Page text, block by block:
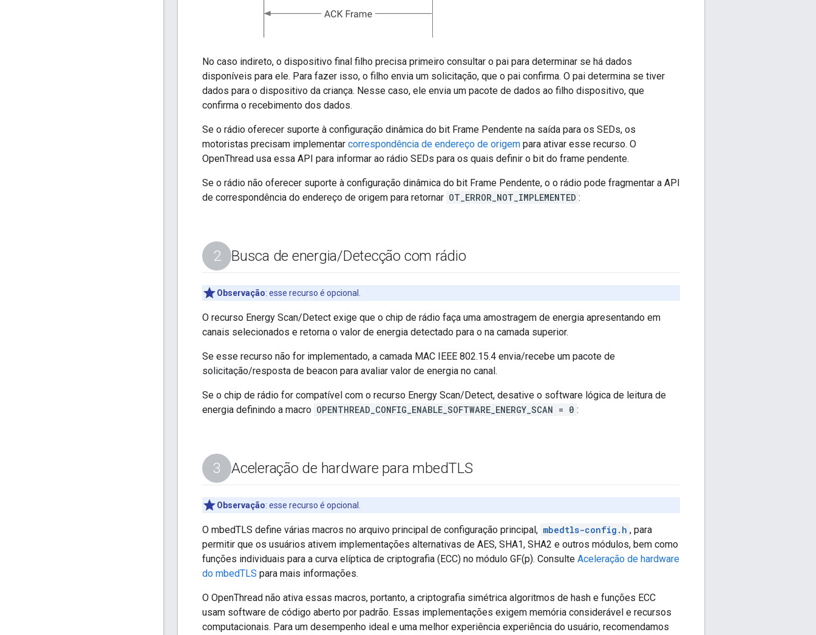
No caso indireto, o dispositivo final filho precisa primeiro consultar o pai para determinar se há dados
disponíveis para ele. Para fazer isso, o filho envia um solicitação, que o pai confirma. O pai determina se tiver
dados para o dispositivo da criança. Nesse caso, ele envia um pacote de dados ao filho dispositivo, que
confirma o recebimento dos dados.
Se o rádio oferecer suporte à configuração dinâmica do bit Frame Pendente na saída para os SEDs, os
motoristas precisam implementar correspondência de endereço de origem para ativar esse recurso. O
OpenThread usa essa API para informar ao rádio SEDs para os quais definir o bit do frame pendente.
Se o rádio não oferecer suporte à configuração dinâmica do bit Frame Pendente, o o rádio pode fragmentar a API
de correspondência do endereço de origem para retornar OT_ERROR_NOT_IMPLEMENTED :
Busca de energia/Detecção com rádio
Observação: esse recurso é opcional.
O recurso Energy Scan/Detect exige que o chip de rádio faça uma amostragem de energia apresentando em
canais selecionados e retorna o valor de energia detectado para o na camada superior.
Se esse recurso não for implementado, a camada MAC IEEE 802.15.4 envia/recebe um pacote de
solicitação/resposta de beacon para avaliar valor de energia no canal.
Se o chip de rádio for compatível com o recurso Energy Scan/Detect, desative o software lógica de leitura de
energia definindo a macro OPENTHREAD_CONFIG_ENABLE_SOFTWARE_ENERGY_SCAN = 0 :
Aceleração de hardware para mbedTLS
Observação: esse recurso é opcional.
O mbedTLS define várias macros no arquivo principal de configuração principal, mbedtls-config.h , para
permitir que os usuários ativem implementações alternativas de AES, SHA1, SHA2 e outros módulos, bem como
funções individuais para a curva elíptica de criptografia (ECC) no módulo GF(p). Consulte Aceleração de hardware
do mbedTLS para mais informações.
O OpenThread não ativa essas macros, portanto, a criptografia simétrica algoritmos de hash e funções ECC
usam software de código aberto por padrão. Essas implementações exigem memória considerável e recursos
computacionais. Para um desempenho ideal e uma melhor experiência experiência do usuário, recomendamos